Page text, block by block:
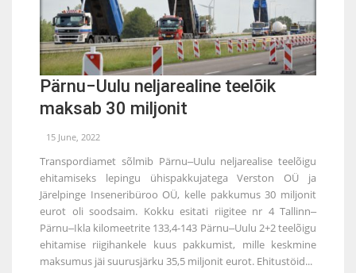
Pärnu‒Uulu neljarealine teelõik
maksab 30 miljonit
15 June, 2022
Transpordiamet sõlmib Pärnu‒Uulu neljarealise teelõigu
ehitamiseks lepingu ühispakkujatega Verston OÜ ja
Järelpinge Inseneribüroo OÜ, kelle pakkumus 30 miljonit
eurot oli soodsaim. Kokku esitati riigitee nr 4 Tallinn‒
Pärnu‒Ikla kilomeetrite 133,4-143 Pärnu‒Uulu 2+2 teelõigu
ehitamise riigihankele kuus pakkumist, mille keskmine
maksumus jäi suurusjärku 35,5 miljonit eurot. Ehitustöid...